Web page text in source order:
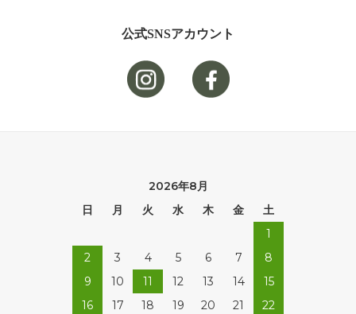
公式SNSアカウント
2026年8月
日
月 火 水 木 金
土
1
2
3 4 5 6 7
8
9
10 11 12 13 14
15
16
17 18 19 20 21
22